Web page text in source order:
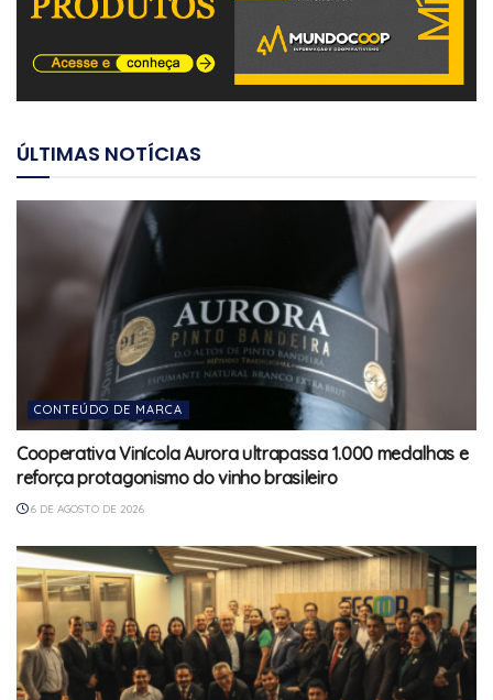
ÚLTIMAS NOTÍCIAS
CONTEÚDO DE MARCA
Cooperativa Vinícola Aurora ultrapassa 1.000 medalhas e
reforça protagonismo do vinho brasileiro
6 DE AGOSTO DE 2026